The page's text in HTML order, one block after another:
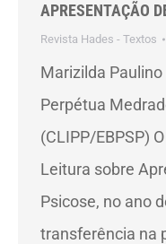
APRESENTAÇÃO
Revista Hades - Textos
Marizilda
Perpétua
(CLIPP/EBPSP)
Leitura sobre
Psicose, no ano
transferência na